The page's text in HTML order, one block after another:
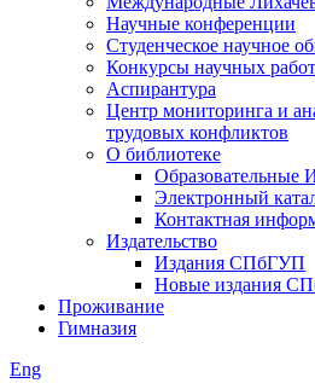
Научные конференции
Студенческое научное
Конкурсы научных работ
Аспирантура
Центр мониторинга и
трудовых конфликтов
О библиотеке
Образовательные
Электронный
Контактная
Издательство
Издания СПбГУП
Новые издания
Проживание
Гимназия
Eng